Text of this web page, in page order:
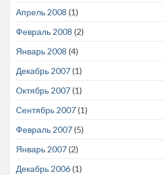
Апрель 2008 (1)
Февраль 2008 (2)
Январь 2008 (4)
Декабрь 2007(1)
Октябрь 2007(1)
Сентябрь 2007(1)
Февраль 2007(5)
Январь 2007(2)
Декабрь 2006(1)